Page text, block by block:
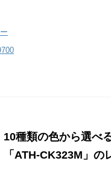
10種類の色から選べ
「ATH-CK323M」の